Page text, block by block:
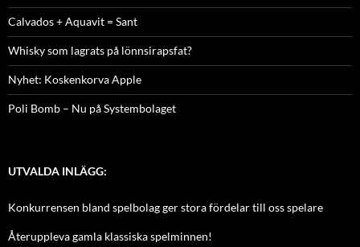
Calvados + Aquavit = Sant
Whisky som lagrats på lönnsirapsfat?
Nyhet: Koskenkorva Apple
Poli Bomb – Nu på Systembolaget
UTVALDA INLÄGG:
Konkurrensen bland spelbolag ger stora fördelar till oss spelare
Återuppleva gamla klassiska spelminnen!